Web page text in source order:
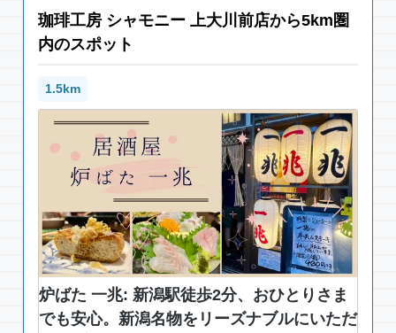
珈琲工房 シャモニー 上大川前店から5km圏
内のスポット
1.5km
炉ばた 一兆: 新潟駅徒歩2分、おひとりさま
でも安心。新潟名物をリーズナブルにいただ